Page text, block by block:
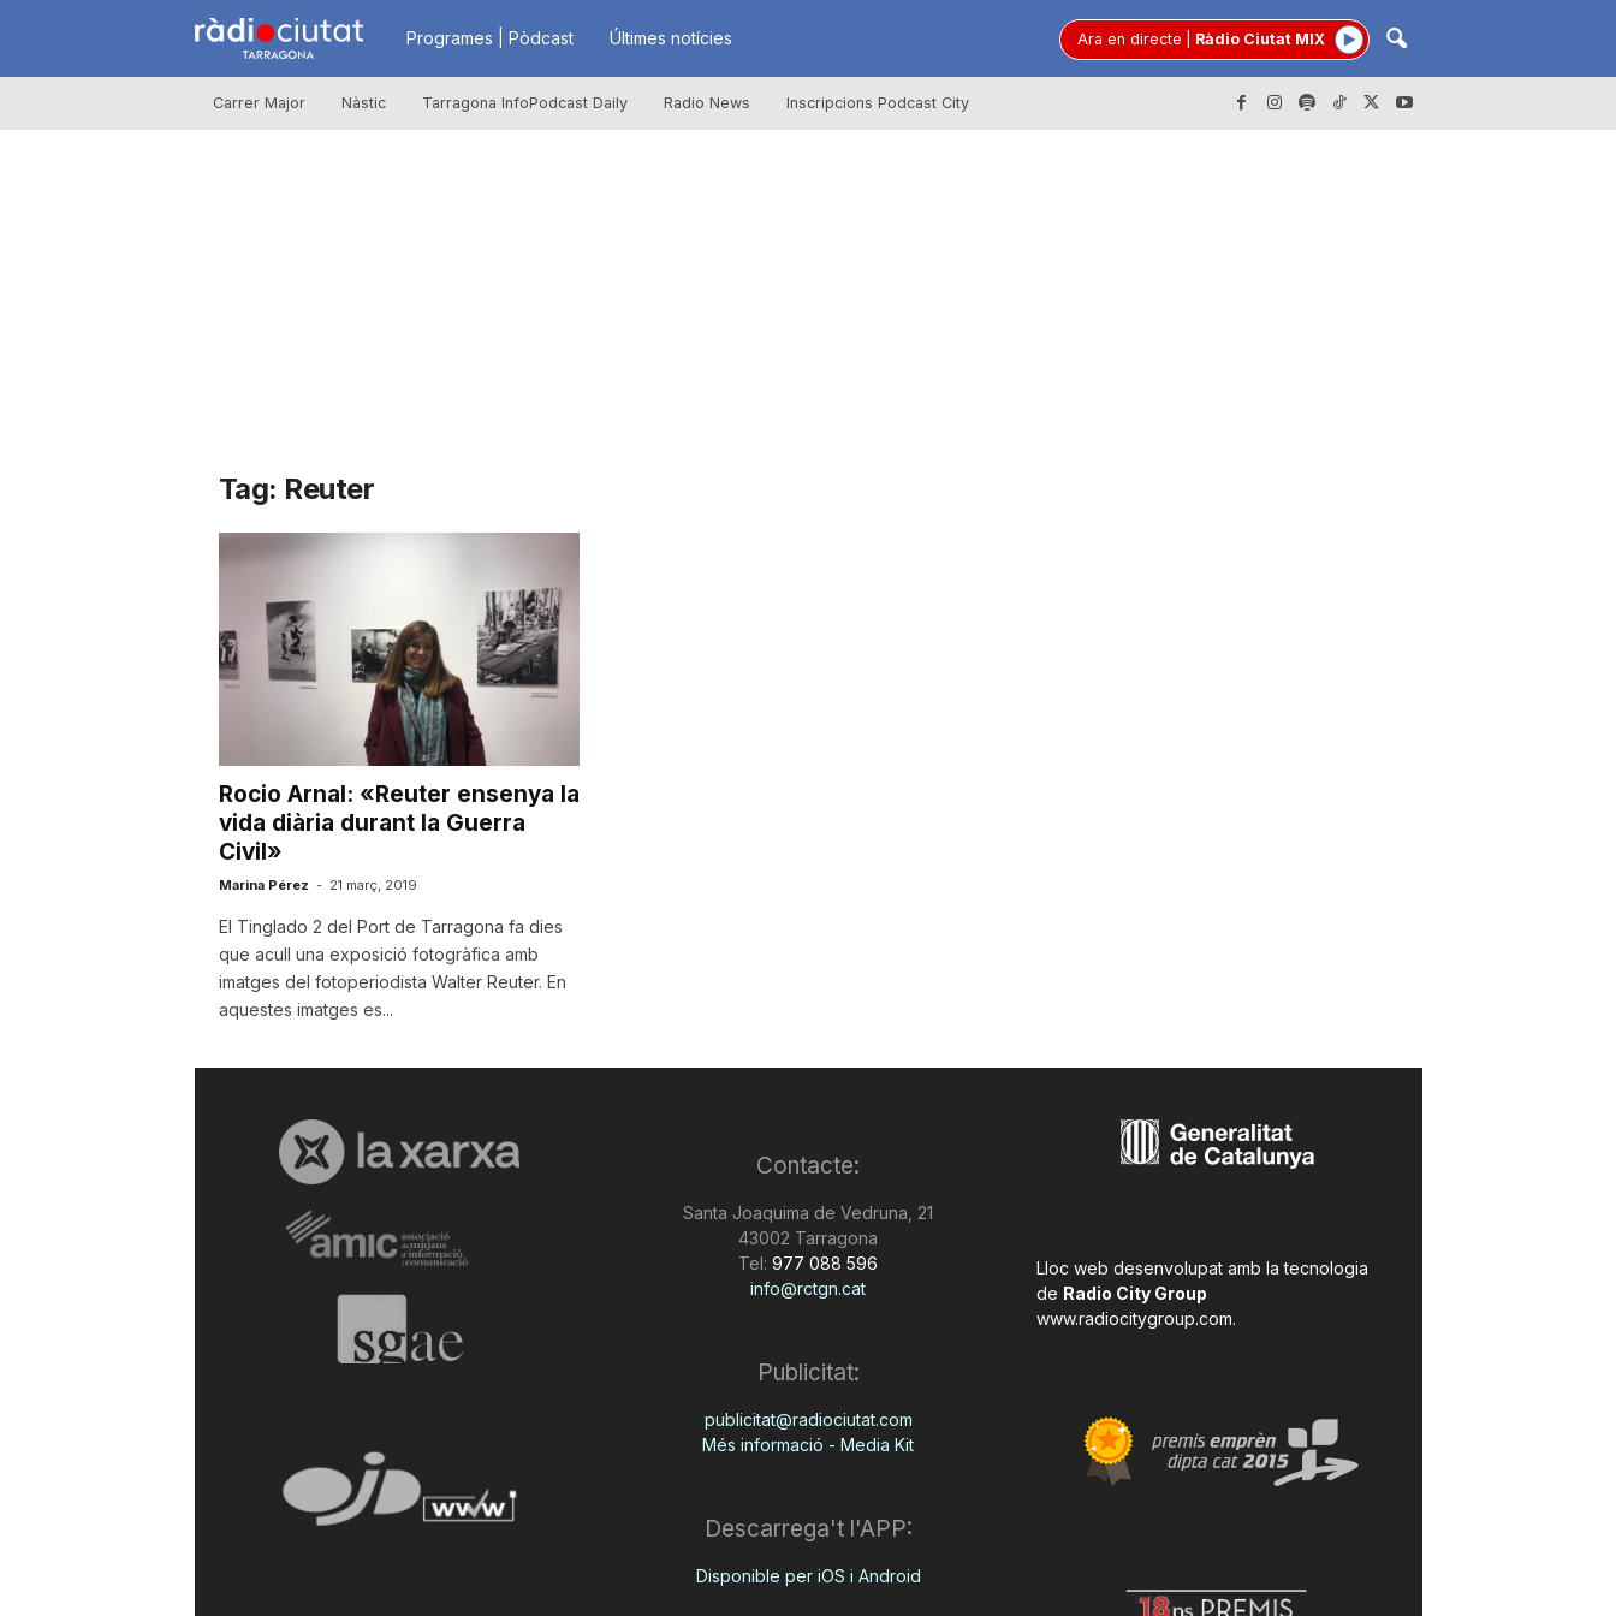
R
à
i
t
a
t
d
e
a
o
Programes | Pòdcast Últimes notícies Ara en directe Ràdio Ciutat MIX
Carrer Major Nàstic Tarragona InfoPodcast Daily Radio News Inscripcions Podcast City
Tag: Reuter
Rocio Arnal: «Reuter ensenya la
vida diària durant la Guerra
Civil»
Marina Pérez - 21 març, 2019
El Tinglado 2 del Port de Tarragona fa dies
que acull una exposició fotogràfica amb
imatges del fotoperiodista Walter Reuter. En
aquestes imatges es...
Contacte:
Santa Joaquima de Vedruna, 21
43002 Tarragona
Tel: 977 088 596
info@rctgn.cat
Publicitat:
publicitat@radiociutat.com
Més informació - Media Kit
Descarrega't l'APP:
Disponible per iOS i Android
Lloc web desenvolupat amb la tecnologia
de Radio City Group
www.radiocitygroup.com.